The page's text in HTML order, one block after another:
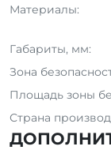
Материалы:
Габариты, мм:
Зона
Площадь зоны
Страна